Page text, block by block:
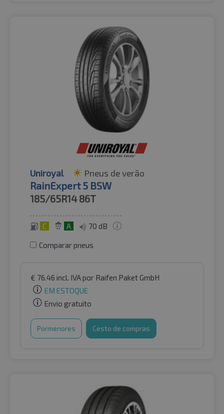
Uniroyal Pneus de verão
RainExpert 5 BSW
185/65R14 86T
C A 70 dB
Comparar pneus
€ 76.46 incl. IVApor Raifen Paket GmbH
EM ESTOQUE
Envio gratuito
Pormenores Cesto de compras